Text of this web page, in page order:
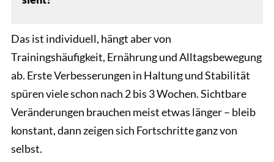
Das ist individuell, hängt aber von
Trainingshäufigkeit, Ernährung und Alltagsbewegung
ab. Erste Verbesserungen in Haltung und Stabilität
spüren viele schon nach 2 bis 3 Wochen. Sichtbare
Veränderungen brauchen meist etwas länger – bleib
konstant, dann zeigen sich Fortschritte ganz von
selbst.